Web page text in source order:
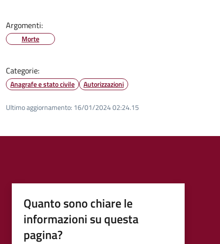
Argomenti:
Morte
Categorie:
Anagrafe e stato civile Autorizzazioni
Ultimo aggiornamento: 16/01/2024 02:24.15
Quanto sono chiare le
informazioni su questa
pagina?